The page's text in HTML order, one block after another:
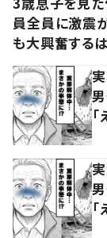
員全員に激震
も大興奮するは
「
「